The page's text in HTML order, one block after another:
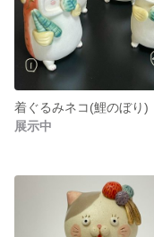
着ぐるみネコ(鯉のぼり)
展示中